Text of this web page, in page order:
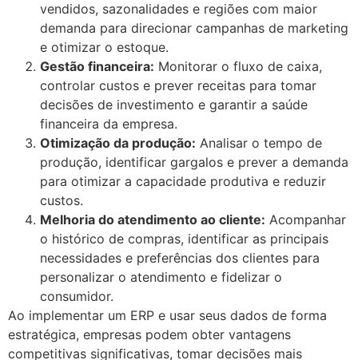
vendidos, sazonalidades e regiões com maior
demanda para direcionar campanhas de marketing
e otimizar o estoque.
Gestão financeira: Monitorar o fluxo de caixa,
controlar custos e prever receitas para tomar
decisões de investimento e garantir a saúde
financeira da empresa.
Otimização da produção: Analisar o tempo de
produção, identificar gargalos e prever a demanda
para otimizar a capacidade produtiva e reduzir
custos.
Melhoria do atendimento ao cliente: Acompanhar
o histórico de compras, identificar as principais
necessidades e preferências dos clientes para
personalizar o atendimento e fidelizar o
consumidor.
Ao implementar um ERP e usar seus dados de forma
estratégica, empresas podem obter vantagens
competitivas significativas, tomar decisões mais